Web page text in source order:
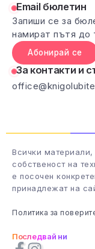
Email бюлетин
Запиши се за
намират пътя до
Абонирай се
За контакти и
Всички материали,
собственост на
е посочен
принадлежат на
Политика за
Последвай ни